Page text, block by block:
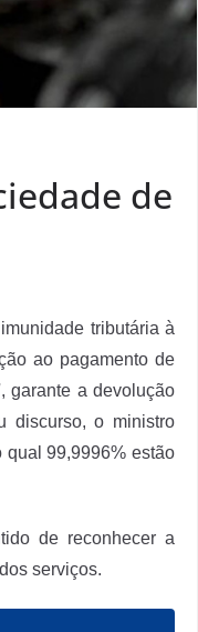
de
tributária à
ao pagamento de
, garante a devolução
discurso, o ministro
qual 99,9996% estão
de reconhecer a
serviços.